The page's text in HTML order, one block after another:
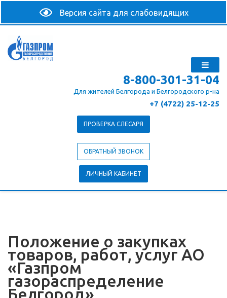
8-800-301-31-04
Для жителей Белгорода и Белгородского р-на
+7 (4722) 25-12-25
ПРОВЕРКА СЛЕСАРЯ
ОБРАТНЫЙ ЗВОНОК
ЛИЧНЫЙ КАБИНЕТ
Положение о закупках
товаров, работ, услуг АО
«Газпром
газораспределение
Белгород»